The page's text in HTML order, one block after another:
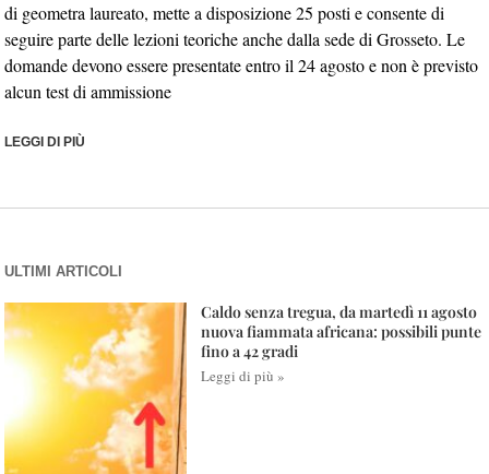
di geometra laureato, mette a disposizione 25 posti e consente di
seguire parte delle lezioni teoriche anche dalla sede di Grosseto. Le
domande devono essere presentate entro il 24 agosto e non è previsto
alcun test di ammissione
LEGGI DI PIÙ
ULTIMI ARTICOLI
Caldo senza tregua, da martedì 11 agosto
nuova fiammata africana: possibili punte
fino a 42 gradi
Leggi di più »